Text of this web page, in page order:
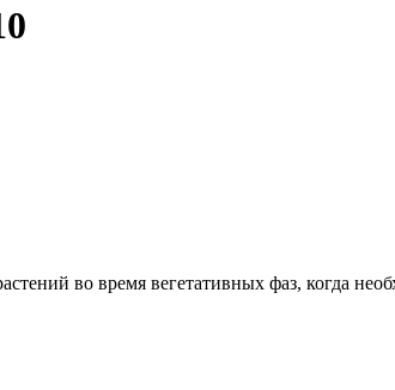
во время вегетативных фаз, когда